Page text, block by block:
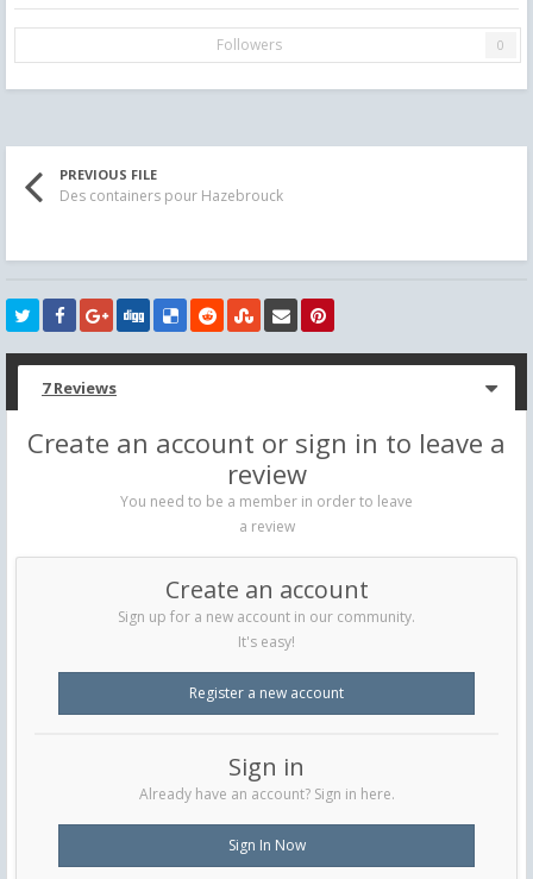
Followers 0
PREVIOUS FILE
Des containers pour Hazebrouck
7 Reviews
Create an account or sign in to leave a
review
You need to be a member in order to leave
a review
Create an account
Sign up for a new account in our community.
It's easy!
Register a new account
Sign in
Already have an account? Sign in here.
Sign In Now